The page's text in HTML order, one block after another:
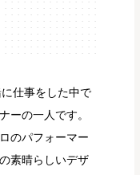
に仕事をした中で
ーの一人です。
のパフォーマー
素晴らしいデザ